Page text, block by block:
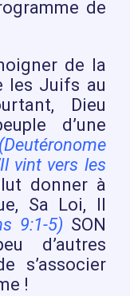
de
de la
les Juifs au
Dieu
d’une
(Deutéronome
vint vers les
donner à
Sa Loi, Il
9:1-5) SON
d’autres
s’associer
!